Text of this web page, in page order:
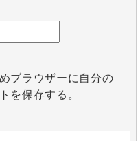
ブラウザーに自分の
を保存する。